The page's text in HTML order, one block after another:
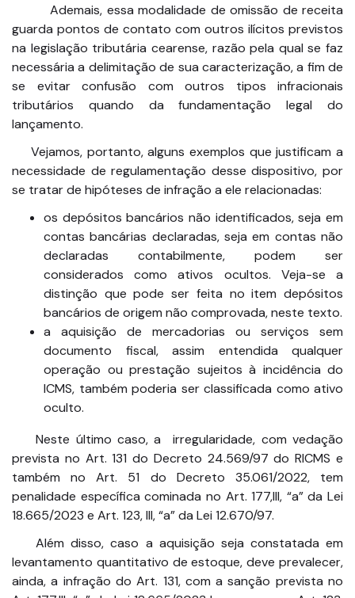
Ademais, essa modalidade de omissão de receita
guarda pontos de contato com outros ilícitos previstos
na legislação tributária cearense, razão pela qual se faz
necessária a delimitação de sua caracterização, a fim de
se evitar confusão com outros tipos infracionais
tributários quando da fundamentação legal do
lançamento.
Vejamos, portanto, alguns exemplos que justificam a
necessidade de regulamentação desse dispositivo, por
se tratar de hipóteses de infração a ele relacionadas:
os depósitos bancários não identificados, seja em
contas bancárias declaradas, seja em contas não
declaradas contabilmente, podem ser
considerados como ativos ocultos. Veja-se a
distinção que pode ser feita no item depósitos
bancários de origem não comprovada, neste texto.
a aquisição de mercadorias ou serviços sem
documento fiscal, assim entendida qualquer
operação ou prestação sujeitos à incidência do
ICMS, também poderia ser classificada como ativo
oculto.
Neste último caso, a irregularidade, com vedação
prevista no Art. 131 do Decreto 24.569/97 do RICMS e
também no Art. 51 do Decreto 35.061/2022, tem
penalidade específica cominada no Art. 177,III, “a” da Lei
18.665/2023 e Art. 123, III, “a” da Lei 12.670/97.
Além disso, caso a aquisição seja constatada em
levantamento quantitativo de estoque, deve prevalecer,
ainda, a infração do Art. 131, com a sanção prevista no